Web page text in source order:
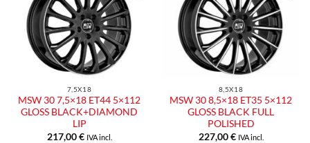
Aggiungi
alla lista
dei
desideri
7,5X18
MSW 30 7,5×18 ET44 5×112
GLOSS BLACK+DIAMOND
LIP
217,00€ IVA incl.
Aggiungi
alla lista
dei
desideri
8,5X18
MSW 30 8,5×18 ET35 5×112
GLOSS BLACK FULL
POLISHED
227,00€ IVA incl.